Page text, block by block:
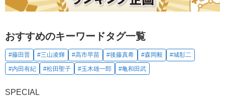
おすすめのキーワードタグ一覧
#藤田晋 #三山凌輝 #高市早苗 #後藤真希 #森岡毅
#城彰二
#内田有紀
#松田聖子 #玉木雄一郎 #亀和田武
SPECIAL